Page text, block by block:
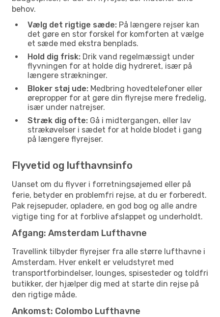
behov.
Vælg det rigtige sæde: På længere rejser kan
det gøre en stor forskel for komforten at vælge
et sæde med ekstra benplads.
Hold dig frisk: Drik vand regelmæssigt under
flyvningen for at holde dig hydreret, især på
længere strækninger.
Bloker støj ude: Medbring hovedtelefoner eller
ørepropper for at gøre din flyrejse mere fredelig,
især under natrejser.
Stræk dig ofte: Gå i midtergangen, eller lav
strækøvelser i sædet for at holde blodet i gang
på længere flyrejser.
Flyvetid og lufthavnsinfo
Uanset om du flyver i forretningsøjemed eller på
ferie, betyder en problemfri rejse, at du er forberedt.
Pak rejsepuder, opladere, en god bog og alle andre
vigtige ting for at forblive afslappet og underholdt.
Afgang: Amsterdam Lufthavne
Travellink tilbyder flyrejser fra alle større lufthavne i
Amsterdam. Hver enkelt er veludstyret med
transportforbindelser, lounges, spisesteder og toldfri
butikker, der hjælper dig med at starte din rejse på
den rigtige måde.
Ankomst: Colombo Lufthavne